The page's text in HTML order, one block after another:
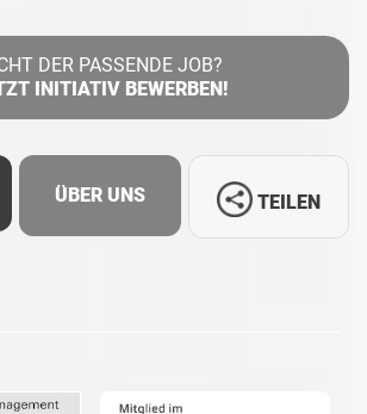
DER PASSENDE JOB?
INITIATIV BEWERBEN!
ÜBER UNS TEILEN